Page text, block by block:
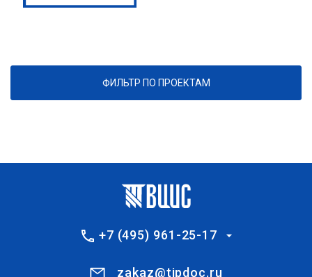
ФИЛЬТР ПО ПРОЕКТАМ
+7 (495) 961-25-17
zakaz@tipdoc.ru